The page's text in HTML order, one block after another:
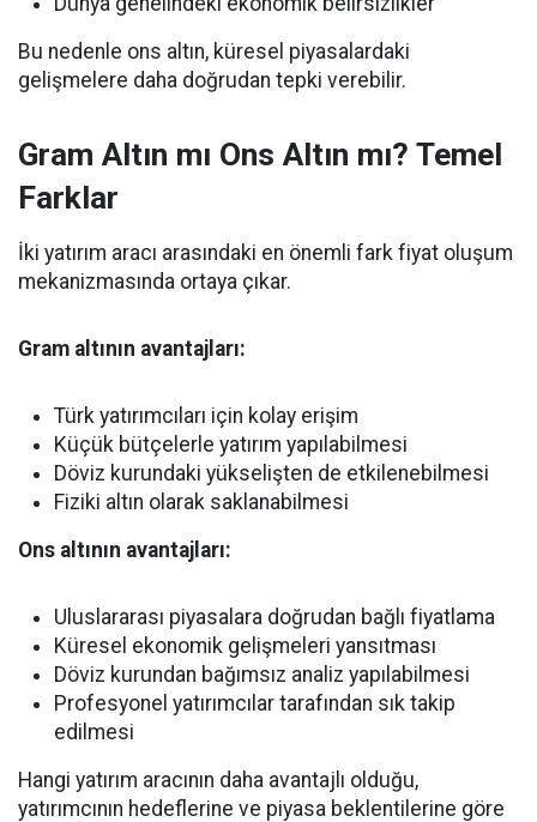
Bu nedenle ons altın, küresel piyasalardaki
gelişmelere daha doğrudan tepki verebilir.
Gram Altın mı Ons Altın mı? Temel
Farklar
İki yatırım aracı arasındaki en önemli fark fiyat oluşum
mekanizmasında ortaya çıkar.
Gram altının avantajları:
Türk yatırımcıları için kolay erişim
Küçük bütçelerle yatırım yapılabilmesi
Döviz kurundaki yükselişten de etkilenebilmesi
Fiziki altın olarak saklanabilmesi
Ons altının avantajları:
Uluslararası piyasalara doğrudan bağlı fiyatlama
Küresel ekonomik gelişmeleri yansıtması
Döviz kurundan bağımsız analiz yapılabilmesi
Profesyonel yatırımcılar tarafından sık takip
edilmesi
Hangi yatırım aracının daha avantajlı olduğu,
yatırımcının hedeflerine ve piyasa beklentilerine göre